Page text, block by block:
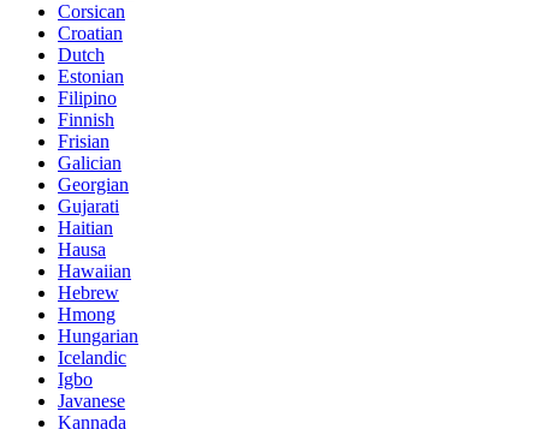
Corsican
Croatian
Dutch
Estonian
Filipino
Finnish
Frisian
Galician
Georgian
Gujarati
Haitian
Hausa
Hawaiian
Hebrew
Hmong
Hungarian
Icelandic
Igbo
Javanese
Kannada